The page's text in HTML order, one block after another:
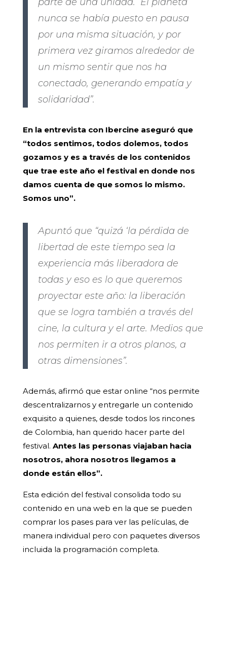
nunca se había puesto en pausa
por una misma situación, y por
primera vez giramos alrededor de
un mismo sentir que nos ha
conectado, generando empatía y
solidaridad”.
En la entrevista con Ibercine aseguró que
“todos sentimos, todos dolemos, todos
gozamos y es a través de los contenidos
que trae este año el festival en donde nos
damos cuenta de que somos lo mismo.
Somos uno”.
Apuntó que “quizá ‘la pérdida de
libertad de este tiempo sea la
experiencia más liberadora de
todas y eso es lo que queremos
proyectar este año: la liberación
que se logra también a través del
cine, la cultura y el arte. Medios que
nos permiten ir a otros planos, a
otras dimensiones”.
Además, afirmó que estar online “nos permite
descentralizarnos y entregarle un contenido
exquisito a quienes, desde todos los rincones
de Colombia, han querido hacer parte del
festival. Antes las personas viajaban hacia
nosotros, ahora nosotros llegamos a
donde están ellos”.
Esta edición del festival consolida todo su
contenido en una web en la que se pueden
comprar los pases para ver las películas, de
manera individual pero con paquetes diversos
incluida la programación completa.